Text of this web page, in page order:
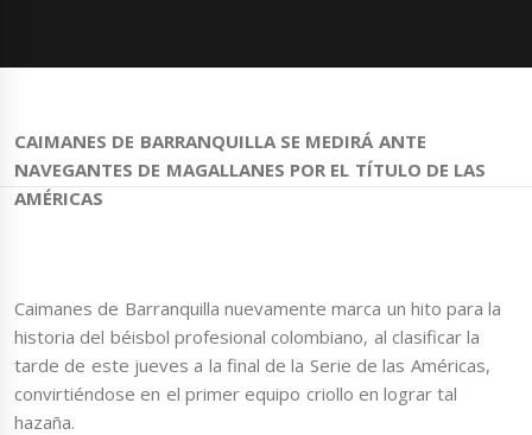
CAIMANES DE BARRANQUILLA SE MEDIRÁ ANTE
NAVEGANTES DE MAGALLANES POR EL TÍTULO DE LAS
AMÉRICAS
Caimanes de Barranquilla nuevamente marca un hito para la
historia del béisbol profesional colombiano, al clasificar la
tarde de este jueves a la final de la Serie de las Américas,
convirtiéndose en el primer equipo criollo en lograr tal
hazaña.